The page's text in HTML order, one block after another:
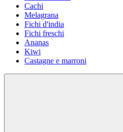
Cachi
Melagrana
Fichi d'india
Fichi freschi
Ananas
Kiwi
Castagne e marroni